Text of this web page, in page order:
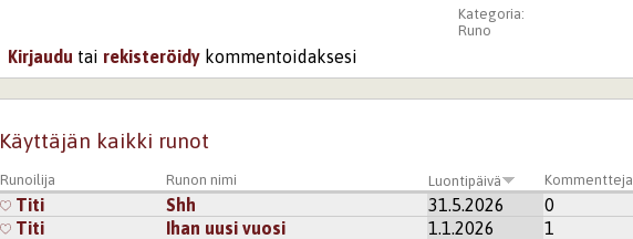
Kategoria:
Runo
Kirjaudu tai rekisteröidy kommentoidaksesi
Käyttäjän kaikki runot
Runoilija Runon nimi Luontipäivä Kommentteja
Titi Shh 31.5.2026 0
Titi
Ihan uusi vuosi 1.1.2026 1